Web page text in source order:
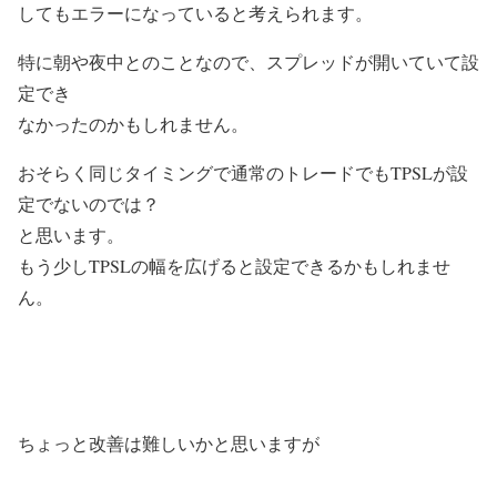
してもエラーになっていると考えられます。
特に朝や夜中とのことなので、スプレッドが開いていて設
定でき
なかったのかもしれません。
おそらく同じタイミングで通常のトレードでもTPSLが設
定でないのでは？
と思います。
もう少しTPSLの幅を広げると設定できるかもしれませ
ん。
ちょっと改善は難しいかと思いますが